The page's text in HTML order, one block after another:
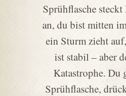
Sprühflasche
an, du bist mitten
ein Sturm zieht
ist stabil – aber
Katastrophe. Du
Sprühflasche,